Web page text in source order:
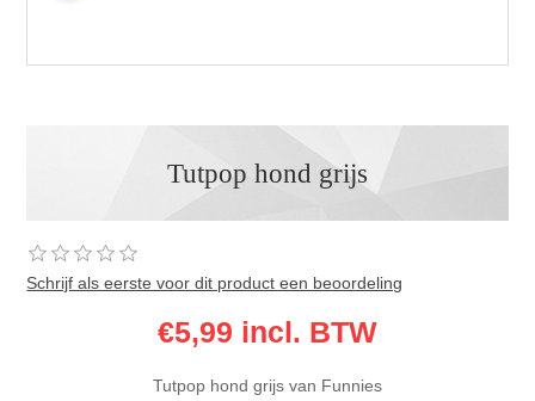
Tutpop hond grijs
Schrijf als eerste voor dit product een beoordeling
€5,99 incl. BTW
Tutpop hond grijs van Funnies